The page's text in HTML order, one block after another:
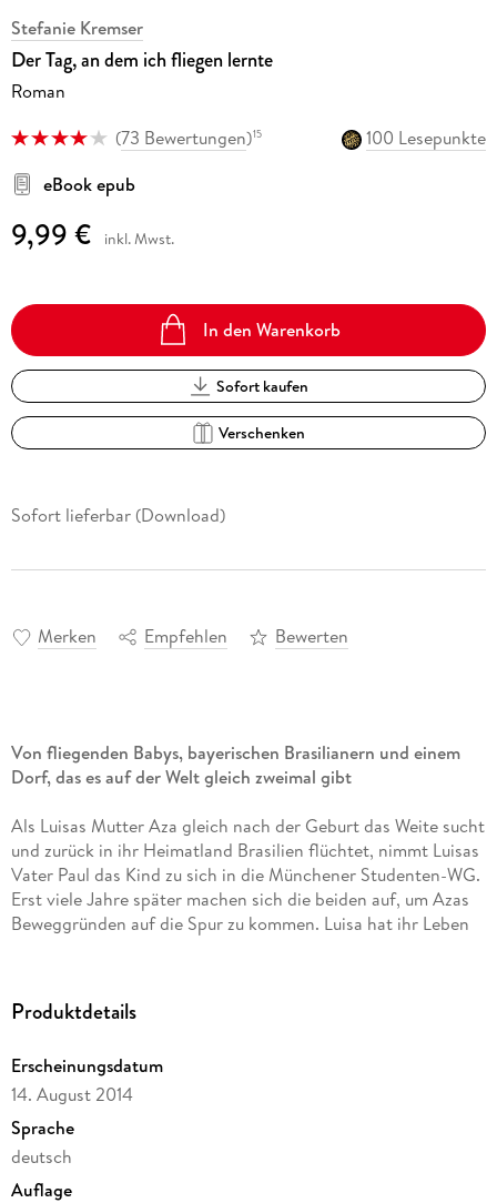
Stefanie Kremser
Der Tag, an dem ich fliegen lernte
Roman
(73 Bewertungen)15
100 Lesepunkte
eBook epub
9,99 € inkl. Mwst.
In den Warenkorb
Sofort kaufen
Verschenken
Sofort lieferbar (Download)
Merken Empfehlen Bewerten
Von fliegenden Babys, bayerischen Brasilianern und einem
Dorf, das es auf der Welt gleich zweimal gibt
Als Luisas Mutter Aza gleich nach der Geburt das Weite sucht
und zurück in ihr Heimatland Brasilien flüchtet, nimmt Luisas
Vater Paul das Kind zu sich in die Münchener Studenten-WG.
Erst viele Jahre später machen sich die beiden auf, um Azas
Beweggründen auf die Spur zu kommen. Luisa hat ihr Leben
verstehen kann, dass Aza einfach so abgehauen ist. Ihr Name
heranwachsende Luisa für die Geschichte ihrer Mutter zu
interessieren beginnt und Paul merkt, dass er verstehen
muss, um mit Aza abschließen zu können, machen sich die
beiden auf, um ihren Spuren zu folgen. Die Reise führt
zunächst nach Hinterdingen, einem kleinen bayerischen
Dorf, das in der Vergangenheit von Azas Familie eine große
Produktdetails
Erscheinungsdatum
14. August 2014
Sprache
deutsch
Auflage